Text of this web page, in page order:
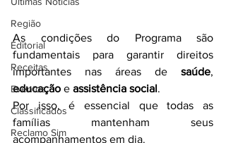
Região
Editorial
Receitas
Eventos
Classificados
Reclamo Sim
As condições do Programa são
fundamentais para garantir direitos
importantes nas áreas de saúde
educação e assistência social.
Por isso, é essencial que todas as
famílias mantenham seus
acompanhamentos em dia.